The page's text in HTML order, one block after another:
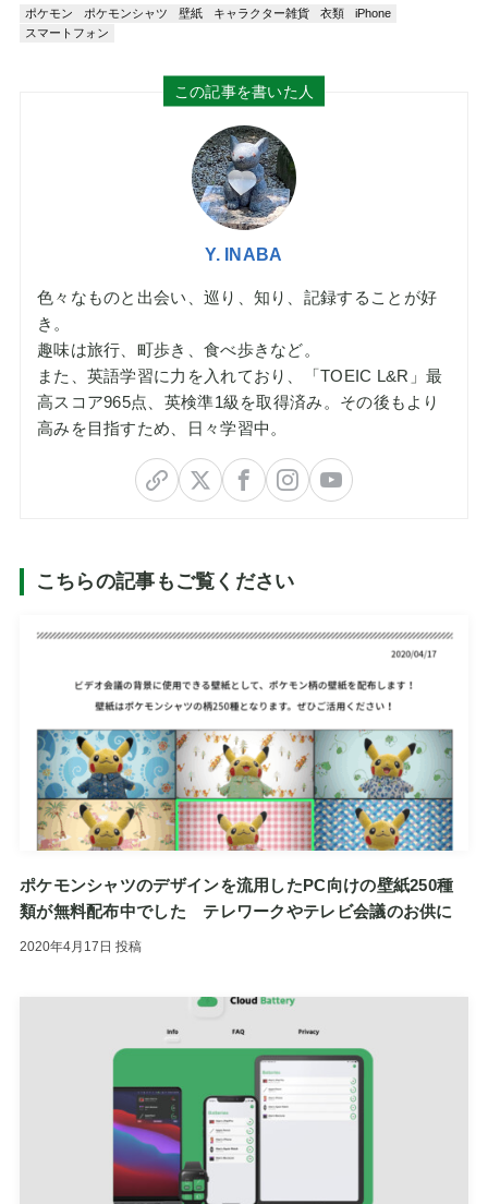
ポケモン ポケモンシャツ 壁紙 キャラクター雑貨 衣類
iPhone
スマートフォン
この記事を書いた人
Y. INABA
色々なものと出会い、巡り、知り、記録することが好
き。
趣味は旅行、町歩き、食べ歩きなど。
また、英語学習に力を入れており、「TOEIC L&R」最
高スコア965点、英検準1級を取得済み。その後もより
高みを目指すため、日々学習中。
こちらの記事もご覧ください
ポケモンシャツのデザインを流用したPC向けの壁紙250種
類が無料配布中でした テレワークやテレビ会議のお供に
2020年4月17日 投稿